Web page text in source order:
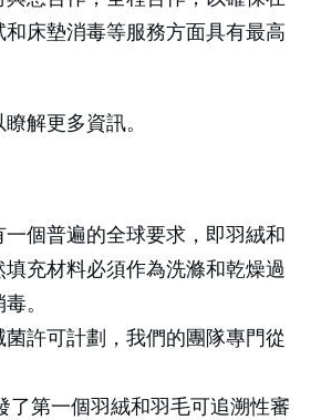
床墊消毒等服務方面具有最高
解更多資訊。
個普遍的全球要求，即羽絨和
充材料必須作為洗滌和乾燥過
。
許可計劃，我們的團隊專門從
了第一個羽絨和羽毛可追溯性審